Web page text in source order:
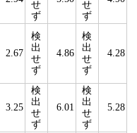
せ
ず
せ
ず
2.67
検
出
せ
ず
4.86
検
出
せ
ず
4.28
3.25
検
出
せ
ず
6.01
検
出
せ
ず
5.28